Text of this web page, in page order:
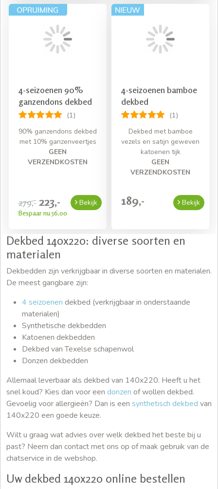
4-seizoenen 90%
ganzendons dekbed
(1)
90% ganzendons dekbed
met 10% ganzenveertjes
GEEN
VERZENDKOSTEN
279,- 223,-
Bespaar nu 56,00
Bekijk
4-seizoenen bamboe
dekbed
(1)
Dekbed met bamboe
vezels en satijn geweven
katoenen tijk
GEEN
VERZENDKOSTEN
189,- Bekijk
Dekbed 140x220: diverse soorten en
materialen
Dekbedden zijn verkrijgbaar in diverse soorten en materialen.
De meest gangbare zijn:
4 seizoenen dekbed (verkrijgbaar in onderstaande
materialen)
Synthetische dekbedden
Katoenen dekbedden
Dekbed van Texelse schapenwol
Donzen dekbedden
Allemaal leverbaar als dekbed van 140x220. Heeft u het
snel koud? Kies dan voor een donzen of wollen dekbed.
Gevoelig voor allergieën? Dan is een synthetisch dekbed van
140x220 een goede keuze.
Wilt u graag wat advies over welk dekbed het beste bij u
past? Neem dan contact met ons op of maak gebruik van de
chatservice in de webshop.
Uw dekbed 140x220 online bestellen